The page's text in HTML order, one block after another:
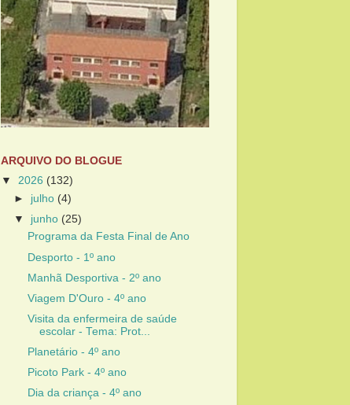
ARQUIVO DO BLOGUE
▼ 2026 (132)
► julho (4)
▼ junho (25)
Programa da Festa Final de Ano
Desporto - 1º ano
Manhã Desportiva - 2º ano
Viagem D'Ouro - 4º ano
Visita da enfermeira de saúde
escolar - Tema: Prot...
Planetário - 4º ano
Picoto Park - 4º ano
Dia da criança - 4º ano